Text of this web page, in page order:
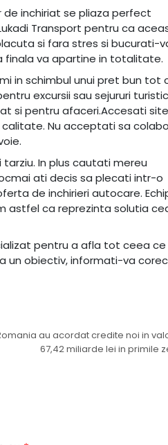
inchiriat se pliaza perfect
Transport pentru ca
si fara stres si bucurati-
finala va apartine in totalitate.
in schimbul unui pret bun tot
excursii sau sejururi
si pentru afaceri.Accesati
Nu acceptati sa
In plus cautati mereu
ati decis sa plecati intr-o
de inchirieri autocare.
astfel ca reprezinta solutia
pentru a afla tot ceea
un obiectiv, informati-va
au acordat credite noi in
67,42 miliarde lei in primile